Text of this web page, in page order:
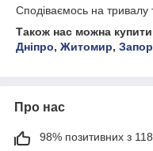
Сподіваємось на тривалу
Також нас можна
Дніпро, Житомир,
Про нас
98% позитивних з 118